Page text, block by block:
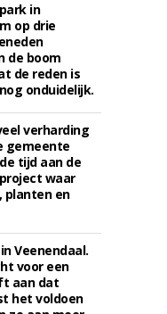
in
op drie
de boom
de reden is
onduidelijk.
verharding
gemeente
tijd aan de
waar
planten en
Veenendaal.
voor een
aan dat
het voldoen